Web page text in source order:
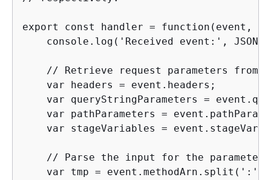
export const handler = function(event,
console.log('Received event:',
// Retrieve request parameters from
    var headers = event.headers;
var queryStringParameters =
var pathParameters =
var stageVariables =
// Parse the input for the parameter
    var tmp = event.methodArn.split(':');